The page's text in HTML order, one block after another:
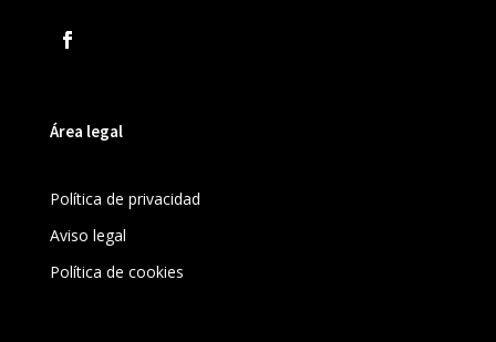
Área legal
Política de privacidad
Aviso legal
Política de cookies